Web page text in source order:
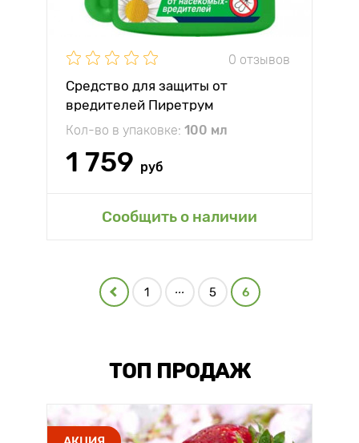
0 отзывов
Средство для защиты от
вредителей Пиретрум
Кол-во в упаковке: 100 мл
1 759 руб
Сообщить о наличии
1 ... 5 6
ТОП ПРОДАЖ